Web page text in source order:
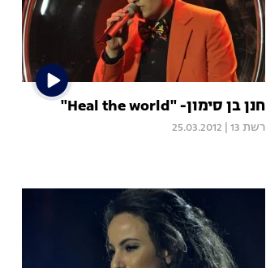
חנן בן סימון- "Heal the world"
רשת 13 25.03.2012